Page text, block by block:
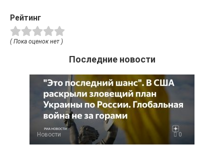
Рейтинг
( Пока оценок нет )
Последние новости
Новости 0